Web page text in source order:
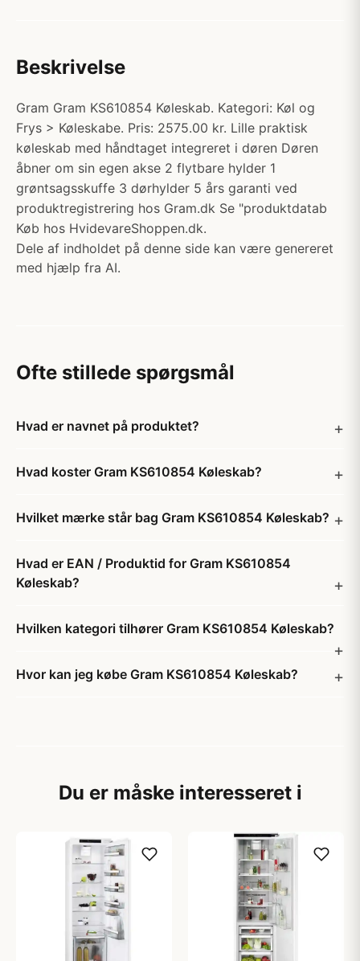
Beskrivelse
Gram Gram KS610854 Køleskab. Kategori: Køl og
Frys > Køleskabe. Pris: 2575.00 kr. Lille praktisk
køleskab med håndtaget integreret i døren Døren
åbner om sin egen akse 2 flytbare hylder 1
grøntsagsskuffe 3 dørhylder 5 års garanti ved
produktregistrering hos Gram.dk Se "produktdatab
Køb hos HvidevareShoppen.dk.
Dele af indholdet på denne side kan være genereret
med hjælp fra AI.
Ofte stillede spørgsmål
Hvad er navnet på produktet?
Hvad koster Gram KS610854 Køleskab?
Hvilket mærke står bag Gram KS610854 Køleskab?
Hvad er EAN / Produktid for Gram KS610854
Køleskab?
Hvilken kategori tilhører Gram KS610854 Køleskab?
Hvor kan jeg købe Gram KS610854 Køleskab?
Du er måske interesseret i